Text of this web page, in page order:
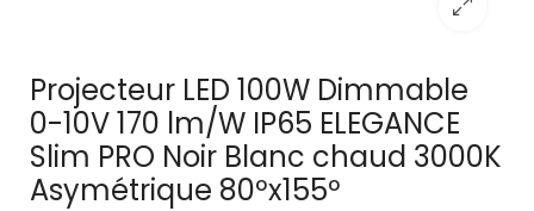
Projecteur LED 100W Dimmable
0-10V 170 lm/W IP65 ELEGANCE
Slim PRO Noir Blanc chaud 3000K
Asymétrique 80ºx155º